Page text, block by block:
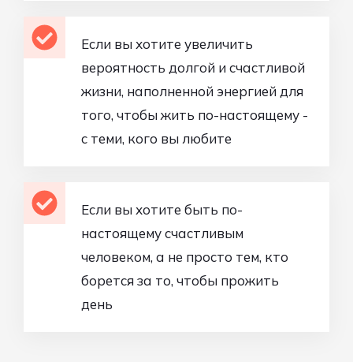
Если вы хотите увеличить
вероятность долгой и счастливой
жизни, наполненной энергией для
того, чтобы жить по-настоящему -
с теми, кого вы любите
Если вы хотите быть по-
настоящему счастливым
человеком, а не просто тем, кто
борется за то, чтобы прожить
день